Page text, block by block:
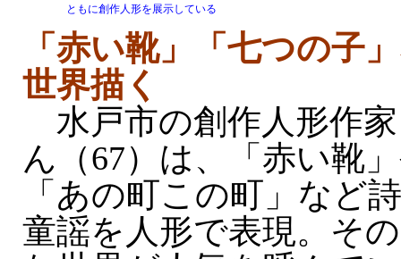
ともに創作人形を展示している
「赤い靴」「七つの子
世界描く
水戸市の創作人形作
ん（67）は、「赤い靴
「あの町この町」など
童謡を人形で表現。そ